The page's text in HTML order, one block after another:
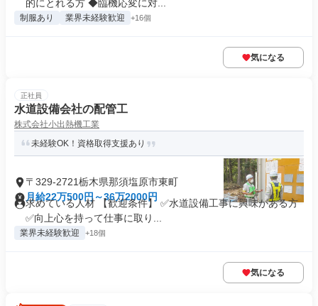
的にとれる方 ◆臨機応変に対...
制服あり 業界未経験歓迎 +16個
気になる
正社員
水道設備会社の配管工
株式会社小出熱機工業
未経験OK！資格取得支援あり
〒329-2721栃木県那須塩原市東町
月給22万500円～36万2000円
求めている人材 【歓迎条件】 ✅水道設備工事に興味がある方
✅向上心を持って仕事に取り...
業界未経験歓迎 +18個
気になる